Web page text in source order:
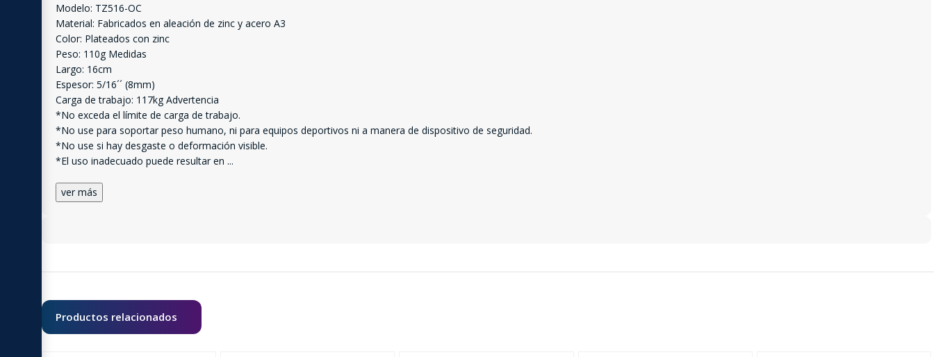
Modelo: TZ516-OC
Material: Fabricados en aleación de zinc y acero A3
Color: Plateados con zinc
Peso: 110g Medidas
Largo: 16cm
Espesor: 5/16´´ (8mm)
Carga de trabajo: 117kg Advertencia
*No exceda el límite de carga de trabajo.
*No use para soportar peso humano, ni para equipos deportivos ni a manera de dispositivo de seguridad.
*No use si hay desgaste o deformación visible.
*El uso inadecuado puede resultar en ...
ver más
Productos relacionados